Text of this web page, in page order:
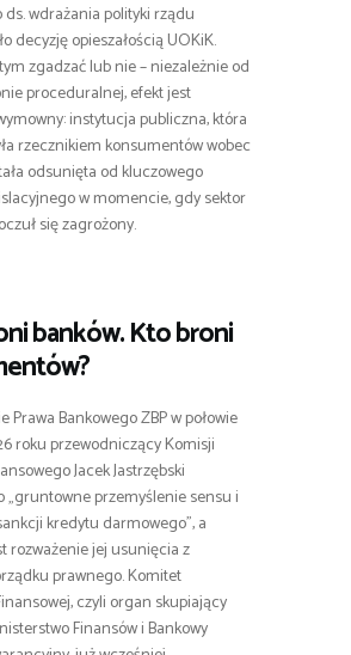
wdrażania polityki rządu
decyzję opieszałością UOKiK.
zgadzać lub nie – niezależnie od
proceduralnej, efekt jest
instytucja publiczna, która
rzecznikiem konsumentów wobec
odsunięta od kluczowego
w momencie, gdy sektor
się zagrożony.
banków. Kto broni
?
Prawa Bankowego ZBP w połowie
roku przewodniczący Komisji
Jacek Jastrzębski
„gruntowne przemyślenie sensu i
kredytu darmowego”, a
rozważenie jej usunięcia z
prawnego. Komitet
czyli organ skupiający
Finansów i Bankowy